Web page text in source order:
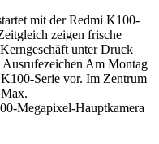
mit der Redmi K100-
zeigen frische
unter Druck
Am Montag
Serie vor. Im Zentrum
Megapixel-Hauptkamera